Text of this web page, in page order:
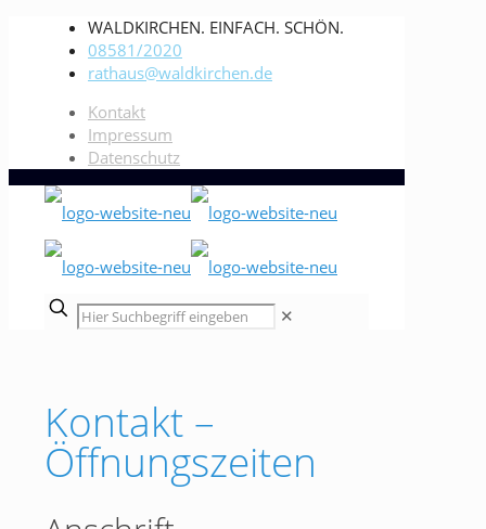
WALDKIRCHEN. EINFACH. SCHÖN.
08581/2020
rathaus@waldkirchen.de
Kontakt
Impressum
Datenschutz
✕
Kontakt –
Öffnungszeiten